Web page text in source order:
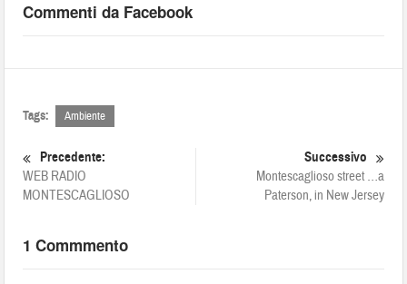
Commenti da Facebook
Tags: Ambiente
Precedente:
WEB RADIO
MONTESCAGLIOSO
Successivo
Montescaglioso street …a
Paterson, in New Jersey
1 Commmento